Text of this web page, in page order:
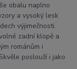
obalu naplno
a vysoký lesk
výjimečnosti.
zadní klopě a
románům i
poslouží i jako